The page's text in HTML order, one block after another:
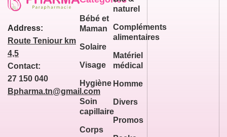
Address:
Route Teniour km
4,5
Contact:
27 150 040
Bpharma.tn@gmail.com
Bébé et
Maman
Solaire
Visage
Hygiène
Soin
capillaire
Corps
naturel
Compléments
alimentaires
Matériel
médical
Homme
Divers
Promos